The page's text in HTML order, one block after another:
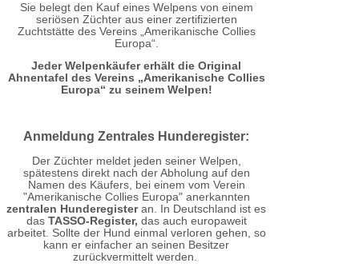
Sie belegt den Kauf eines Welpens von einem
seriösen Züchter aus einer zertifizierten
Zuchtstätte des Vereins „Amerikanische Collies
Europa“.
Jeder Welpenkäufer erhält die Original
Ahnentafel des Vereins „Amerikanische Collies
Europa“ zu seinem Welpen!
Anmeldung Zentrales Hunderegister:
Der Züchter meldet jeden seiner Welpen,
spätestens direkt nach der Abholung auf den
Namen des Käufers, bei einem vom Verein
"Amerikanische Collies Europa" anerkannten
zentralen Hunderegisteran. In Deutschland ist es
das TASSO-Register, das auch europaweit
arbeitet. Sollte der Hund einmal verloren gehen, so
kann er einfacher an seinen Besitzer
zurückvermittelt werden.